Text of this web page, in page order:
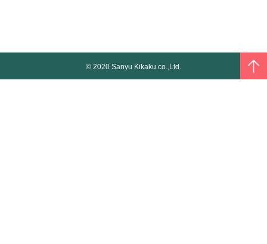
© 2020 Sanyu Kikaku co.,Ltd.